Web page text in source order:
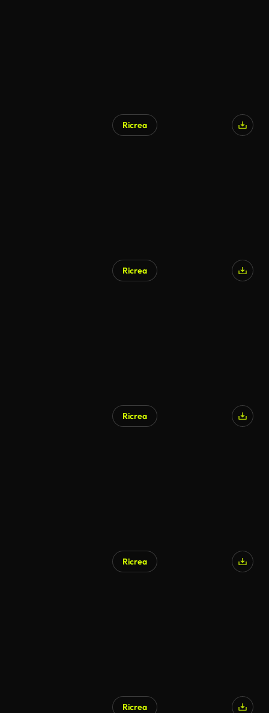
Ricrea
Ricrea
Ricrea
Ricrea
Ricrea